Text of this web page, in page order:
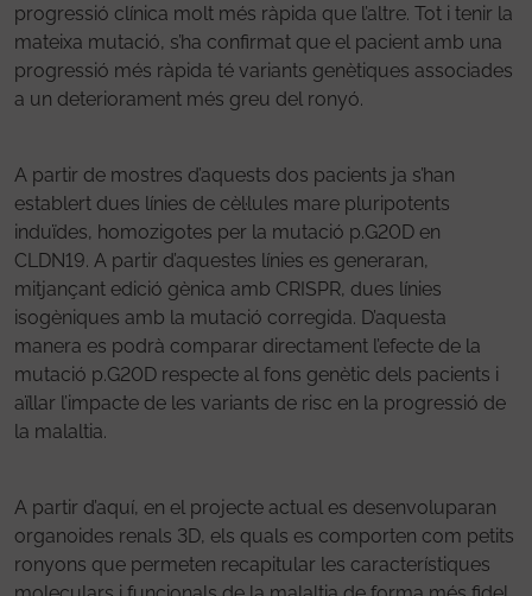
progressió clínica molt més ràpida que l’altre. Tot i tenir la
mateixa mutació, s’ha confirmat que el pacient amb una
progressió més ràpida té variants genètiques associades
a un deteriorament més greu del ronyó.
A partir de mostres d’aquests dos pacients ja s’han
establert dues línies de cèl·lules mare pluripotents
induïdes, homozigotes per la mutació p.G20D en
CLDN19. A partir d’aquestes línies es generaran,
mitjançant edició gènica amb CRISPR, dues línies
isogèniques amb la mutació corregida. D’aquesta
manera es podrà comparar directament l’efecte de la
mutació p.G20D respecte al fons genètic dels pacients i
aïllar l’impacte de les variants de risc en la progressió de
la malaltia.
A partir d’aquí, en el projecte actual es desenvoluparan
organoides renals 3D, els quals es comporten com petits
ronyons que permeten recapitular les característiques